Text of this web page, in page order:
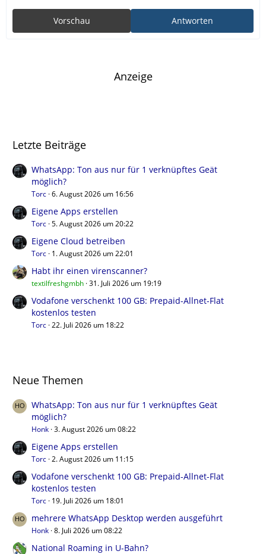
Antworten
Vorschau
Anzeige
Letzte Beiträge
WhatsApp: Ton aus nur für 1 verknüpftes Geät
möglich?
Torc 6. August 2026 um 16:56
Eigene Apps erstellen
Torc 5. August 2026 um 20:22
Eigene Cloud betreiben
Torc 1. August 2026 um 22:01
Habt ihr einen virenscanner?
textilfreshgmbh 31. Juli 2026 um 19:19
Vodafone verschenkt 100 GB: Prepaid-Allnet-Flat
kostenlos testen
Torc 22. Juli 2026 um 18:22
Neue Themen
WhatsApp: Ton aus nur für 1 verknüpftes Geät
möglich?
Honk 3. August 2026 um 08:22
Eigene Apps erstellen
Torc 2. August 2026 um 11:15
Vodafone verschenkt 100 GB: Prepaid-Allnet-Flat
kostenlos testen
Torc 19. Juli 2026 um 18:01
mehrere WhatsApp Desktop werden ausgeführt
Honk 8. Juli 2026 um 08:22
National Roaming in U-Bahn?